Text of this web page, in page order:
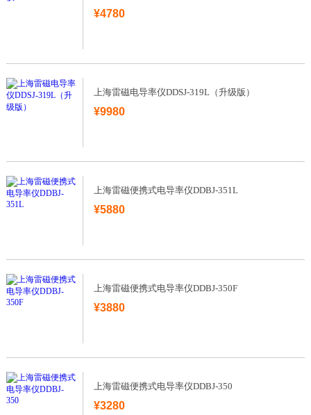
¥4780
上海雷磁电导率仪DDSJ-319L（升级版）
¥9980
上海雷磁便携式电导率仪DDBJ-351L
¥5880
上海雷磁便携式电导率仪DDBJ-350F
¥3880
上海雷磁便携式电导率仪DDBJ-350
¥3280